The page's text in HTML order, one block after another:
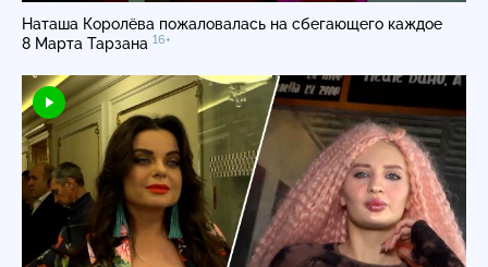
Наташа Королёва пожаловалась на сбегающего каждое
8 Марта Тарзана 16+